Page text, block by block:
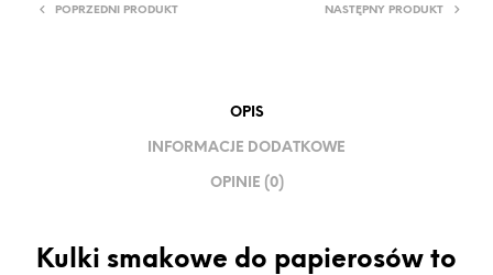
POPRZEDNI PRODUKT NASTĘPNY PRODUKT
OPIS
INFORMACJE DODATKOWE
OPINIE (0)
Kulki smakowe do papierosów to